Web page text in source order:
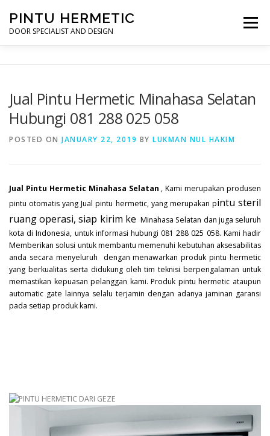
content
PINTU HERMETIC
DOOR SPECIALIST AND DESIGN
Menu
PROFILE KONTAK
Jual Pintu Hermetic Minahasa Selatan
Hubungi 081 288 025 058
POSTED ON JANUARY 22, 2019 BY LUKMAN NUL HAKIM
Jual Pintu Hermetic Minahasa Selatan , Kami merupakan produsen
pintu otomatis yang Jual pintu hermetic, yang merupakan pintu steril
ruang operasi, siap kirim ke Minahasa Selatan dan juga seluruh
kota di Indonesia, untuk informasi hubungi 081 288 025 058. Kami hadir
Memberikan solusi untuk membantu memenuhi kebutuhan aksesabilitas
anda secara menyeluruh dengan menawarkan produk pintu hermetic
yang berkualitas serta didukung oleh tim teknisi berpengalaman untuk
memastikan kepuasan pelanggan kami. Produk pintu hermetic ataupun
automatic gate lainnya selalu terjamin dengan adanya jaminan garansi
pada setiap produk kami.